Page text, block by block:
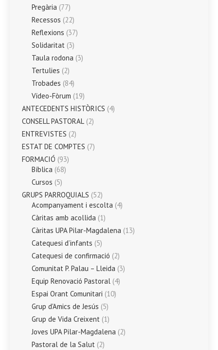
Pregària (77)
Recessos (22)
Reflexions (37)
Solidaritat (3)
Taula rodona (3)
Tertulies (2)
Trobades (84)
Vídeo-Fòrum (19)
ANTECEDENTS HISTÒRICS (4)
CONSELL PASTORAL (2)
ENTREVISTES (2)
ESTAT DE COMPTES (7)
FORMACIÓ (93)
Bíblica (68)
Cursos (5)
GRUPS PARROQUIALS (52)
Acompanyament i escolta (4)
Càritas amb acollida (1)
Càritas UPA Pilar-Magdalena (13)
Catequesi d’infants (5)
Catequesi de confirmació (2)
Comunitat P. Palau – Lleida (3)
Equip Renovació Pastoral (4)
Espai Orant Comunitari (10)
Grup d'Amics de Jesús (5)
Grup de Vida Creixent (1)
Joves UPA Pilar-Magdalena (2)
Pastoral de la Salut (2)